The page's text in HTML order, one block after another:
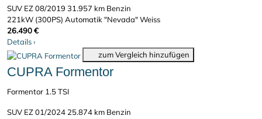
SUV EZ 08/2019 31.957 km Benzin
221kW (300PS) Automatik"Nevada" Weiss
26.490 €
Details›
zum Vergleich hinzufügen
CUPRA Formentor
Formentor 1.5 TSI
SUV EZ 01/2024 25.874 km Benzin